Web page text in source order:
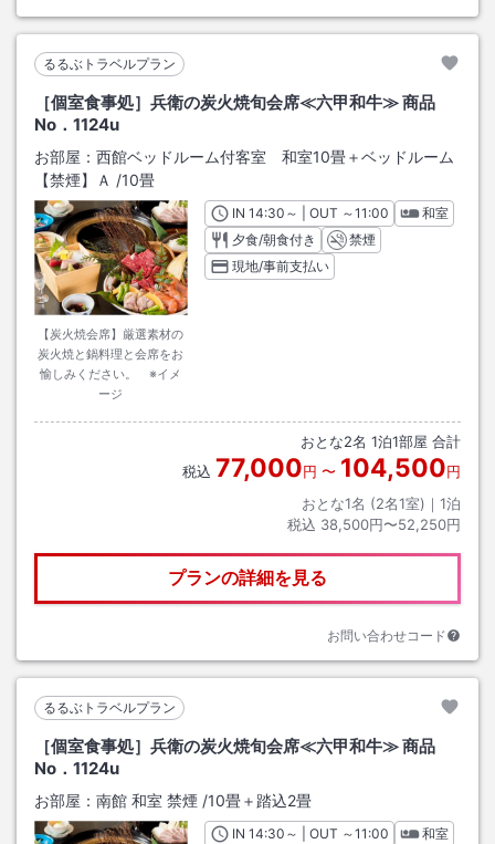
るるぶトラベルプラン
［個室食事処］兵衛の炭火焼旬会席≪六甲和牛≫ 商品
No．1124u
お部屋： 西館ベッドルーム付客室 和室10畳＋ベッドルーム
【禁煙】Ａ /10畳
【炭火焼会席】厳選素材の
炭火焼と鍋料理と会席をお
愉しみください。 ※イメ
ージ
INチェックイン
14:30 ～ | OUT チェックアウト
～11:00
和室
夕食/朝食付き
禁煙
現地/事前支払い
おとな2名 1泊1部屋 合計
税込 77,000円 〜 104,500円
おとな1名 (2名1室)｜ 1泊
税込 38,500円〜52,250円
プランの詳細を見る
お問い合わせコード
るるぶトラベルプラン
［個室食事処］兵衛の炭火焼旬会席≪六甲和牛≫ 商品
No．1124u
お部屋： 南館 和室 禁煙 /10畳＋踏込2畳
INチェックイン
14:30 ～ | OUT チェックアウト
～11:00
和室